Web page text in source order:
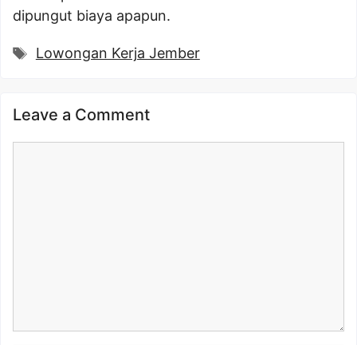
dipungut biaya apapun.
Tags
Lowongan Kerja Jember
Leave a Comment